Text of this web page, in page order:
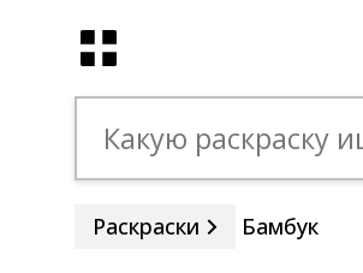
Раскраски Бамбук